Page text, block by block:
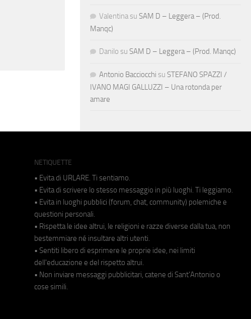
Valentina su SAM D – Leggera – (Prod.
Manqc)
Danilo su SAM D – Leggera – (Prod. Manqc)
Antonio Bacciocchi su STEFANO SPAZZI /
IVANO MAGI GALLUZZI – Una rotonda per
amare
NETIQUETTE
• Evita di URLARE. Ti sentiamo.
• Evita di scrivere lo stesso messaggio in più luoghi. Ti leggiamo.
• Evita in luoghi pubblici (forum, chat, community) polemiche e
questioni personali.
• Rispetta le idee altrui, le religioni e razze diverse dalla tua, non
bestemmiare né insultare altri utenti.
• Sentiti libero di esprimere le proprie idee, nei limiti
dell'educazione e del rispetto altrui.
• Non inviare messaggi pubblicitari, catene di Sant'Antonio o
cose simili.